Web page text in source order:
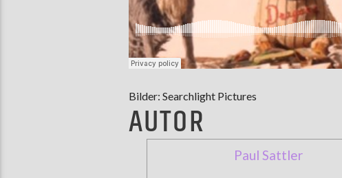
Bilder: Searchlight Pictures
AUTOR
Paul Sattler